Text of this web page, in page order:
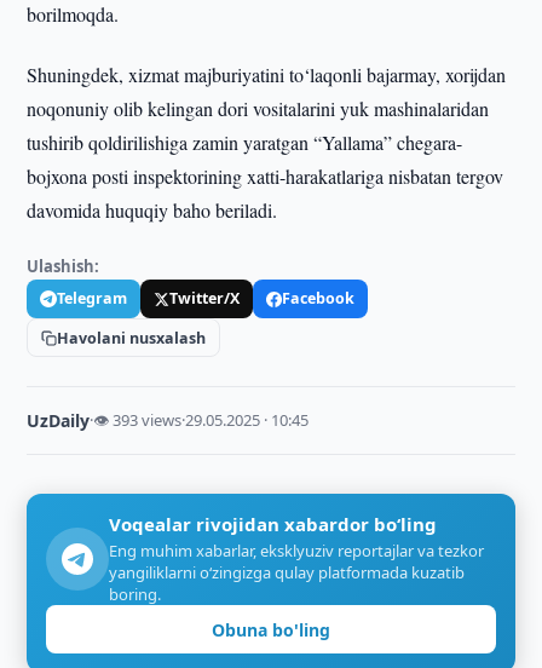
borilmoqda.
Shuningdek, xizmat majburiyatini to‘laqonli bajarmay, xorijdan
noqonuniy olib kelingan dori vositalarini yuk mashinalaridan
tushirib qoldirilishiga zamin yaratgan “Yallama” chegara-
bojxona posti inspektorining xatti-harakatlariga nisbatan tergov
davomida huquqiy baho beriladi.
Ulashish:
Telegram Twitter/X
Facebook
Havolani nusxalash
UzDaily·👁 393 views·29.05.2025 · 10:45
Voqealar rivojidan xabardor bo‘ling
Eng muhim xabarlar, eksklyuziv reportajlar va tezkor
yangiliklarni o‘zingizga qulay platformada kuzatib
boring.
Obuna bo'ling